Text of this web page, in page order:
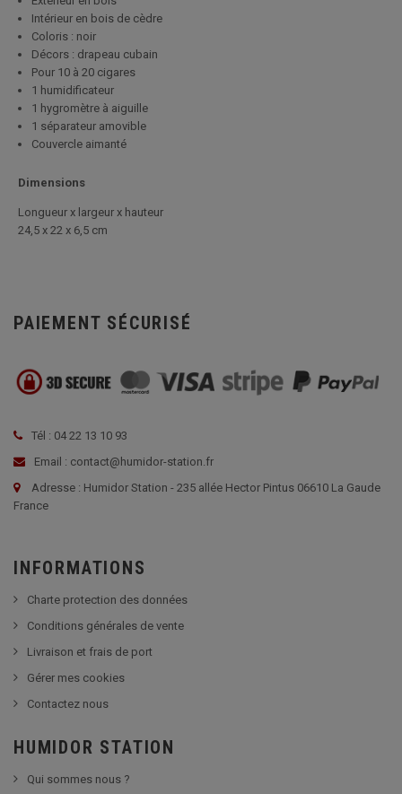
Intérieur en bois de cèdre
Coloris : noir
Décors : drapeau cubain
Pour 10 à 20 cigares
1 humidificateur
1 hygromètre à aiguille
1 séparateur amovible
Couvercle aimanté
Dimensions
Longueur x largeur x hauteur
24,5 x 22 x 6,5 cm
PAIEMENT SÉCURISÉ
Tél : 04 22 13 10 93
Email : contact@humidor-station.fr
Adresse : Humidor Station - 235 allée Hector Pintus 06610 La Gaude
France
INFORMATIONS
Charte protection des données
Conditions générales de vente
Livraison et frais de port
Gérer mes cookies
Contactez nous
HUMIDOR STATION
Qui sommes nous ?